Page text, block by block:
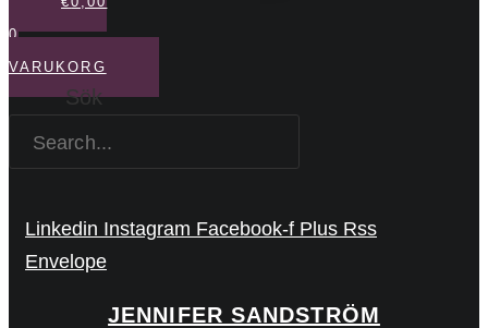
0
VARUKORG
Sök
Linkedin Instagram Facebook-f Plus Rss
Envelope
JENNIFER SANDSTRÖM